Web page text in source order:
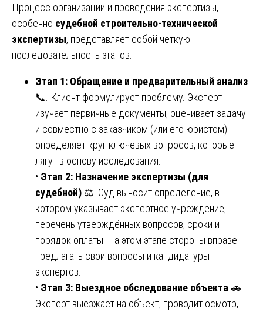
Процесс организации и проведения экспертизы,
особенно судебной строительно-технической
экспертизы, представляет собой чёткую
последовательность этапов:
Этап 1: Обращение и предварительный анализ
📞. Клиент формулирует проблему. Эксперт
изучает первичные документы, оценивает задачу
и совместно с заказчиком (или его юристом)
определяет круг ключевых вопросов, которые
лягут в основу исследования.
• Этап 2: Назначение экспертизы (для
судебной) ⚖️. Суд выносит определение, в
котором указывает экспертное учреждение,
перечень утверждённых вопросов, сроки и
порядок оплаты. На этом этапе стороны вправе
предлагать свои вопросы и кандидатуры
экспертов.
• Этап 3: Выездное обследование объекта 🚗.
Эксперт выезжает на объект, проводит осмотр,